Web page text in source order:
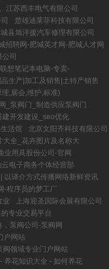
江苏西丰电气有限公司
楚雄迪莱菲科技有限公司
县旭洋援汽车修理有限公司
招聘网-肥城英才网-肥城人才网
公司
想笔记本电脑-专卖-
品生产|加工及销售|土特产销售
,展会,维护,标准)
_泵阀门_制造供应泵阀门
开发建设_seo优化
活馆
北京文阳齐科技有限公司
全_花卉图片及名称大
业用具股份公司-官网
云电子商务个体经营部
以译介方式传播网络新鲜资讯
-程序员的梦工厂
业
上海迎圣国际会展有限公司
专业交易平台
泵阀公司-泵阀网
户网站
阀领域专业门户网站
养花知识大全 - 如何养花